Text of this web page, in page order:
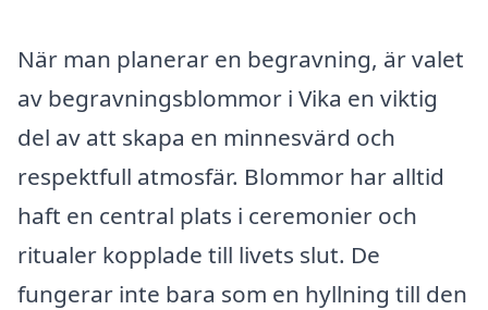
När man planerar en begravning, är valet
av begravningsblommor i Vika en viktig
del av att skapa en minnesvärd och
respektfull atmosfär. Blommor har alltid
haft en central plats i ceremonier och
ritualer kopplade till livets slut. De
fungerar inte bara som en hyllning till den